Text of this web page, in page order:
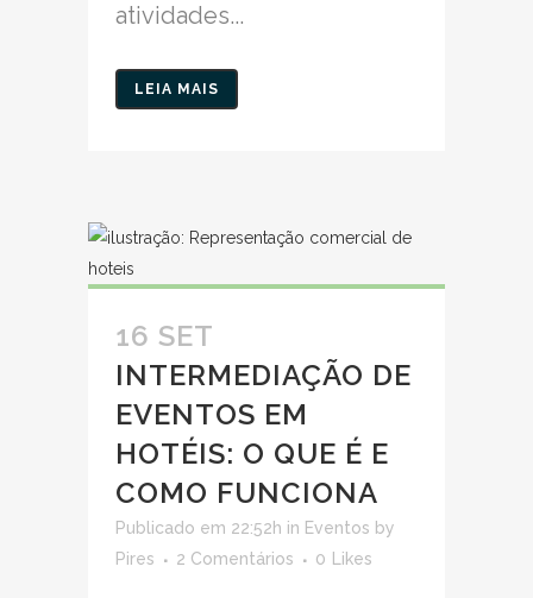
atividades...
LEIA MAIS
16 SET
INTERMEDIAÇÃO DE
EVENTOS EM
HOTÉIS: O QUE É E
COMO FUNCIONA
Publicado em 22:52h in Eventos by
Pires
2 Comentários 0 Likes